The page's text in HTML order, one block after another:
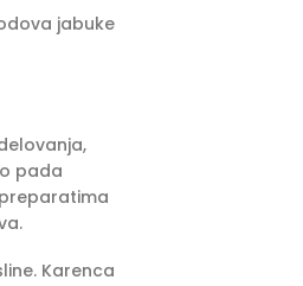
jabuke
pada
Karenca